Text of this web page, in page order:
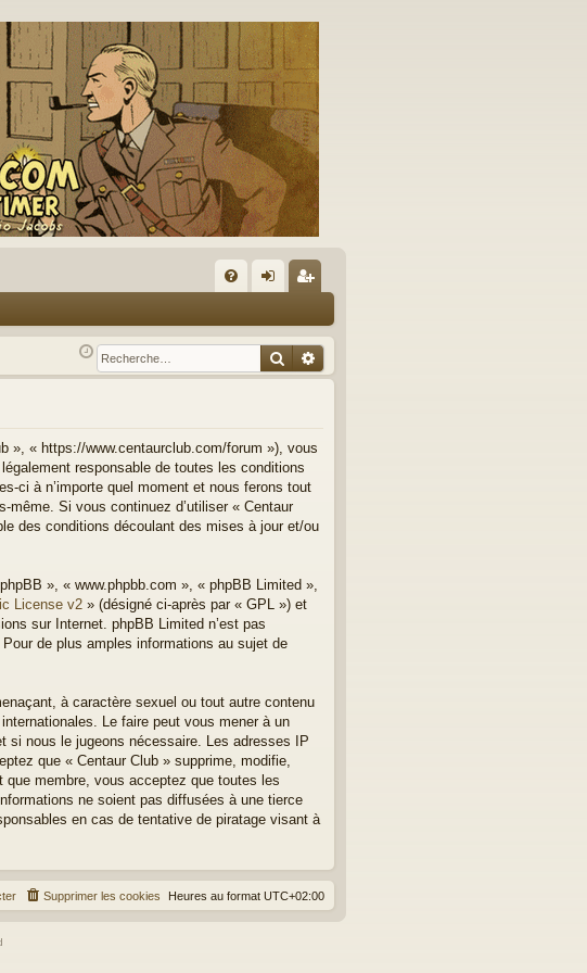
Q ne
xi
nr
eg
Rechercher
Recherche avancée
», « https://www.centaurclub.com/forum »), vous
responsable de toutes les conditions
ci à n’importe quel moment et nous ferons tout
même. Si vous continuez d’utiliser « Centaur
des conditions découlant des mises à jour et/ou
», « www.phpbb.com », « phpBB Limited »,
License v2 » (désigné ci-après par « GPL ») et
sur Internet. phpBB Limited n’est pas
de plus amples informations au sujet de
à caractère sexuel ou tout autre contenu
Le faire peut vous mener à un
si nous le jugeons nécessaire. Les adresses IP
que « Centaur Club » supprime, modifie,
que membre, vous acceptez que toutes les
ne soient pas diffusées à une tierce
en cas de tentative de piratage visant à
Heures au format UTC+02:00
Supprimer les cookies